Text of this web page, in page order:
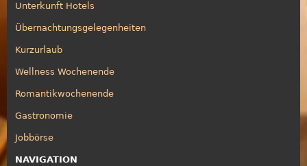
Unterkunft Hotels
Übernachtungsgelegenheiten
Kurzurlaub
Wellness Wochenende
Romantikwochenende
Gastronomie
Jobbörse
NAVIGATION